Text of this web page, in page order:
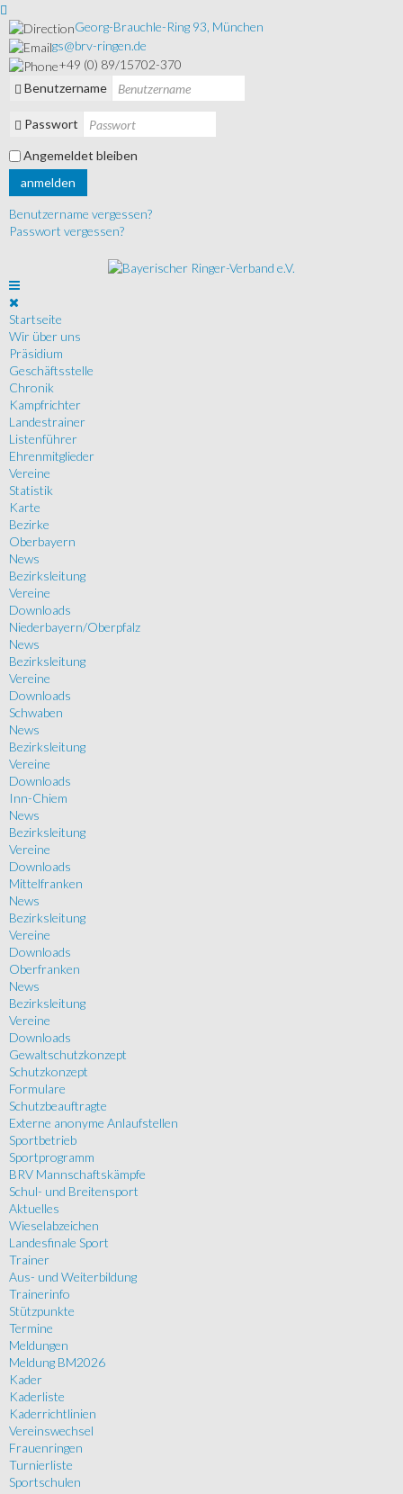
Georg-Brauchle-Ring 93, München
gs@brv-ringen.de
+49 (0) 89/15702-370
Benutzername
Passwort
Angemeldet bleiben
anmelden
Benutzername vergessen?
Passwort vergessen?
Startseite
Wir über uns
Präsidium
Geschäftsstelle
Chronik
Kampfrichter
Landestrainer
Listenführer
Ehrenmitglieder
Vereine
Statistik
Karte
Bezirke
Oberbayern
News
Bezirksleitung
Vereine
Downloads
Niederbayern/Oberpfalz
News
Bezirksleitung
Vereine
Downloads
Schwaben
News
Bezirksleitung
Vereine
Downloads
Inn-Chiem
News
Bezirksleitung
Vereine
Downloads
Mittelfranken
News
Bezirksleitung
Vereine
Downloads
Oberfranken
News
Bezirksleitung
Vereine
Downloads
Gewaltschutzkonzept
Schutzkonzept
Formulare
Schutzbeauftragte
Externe anonyme Anlaufstellen
Sportbetrieb
Sportprogramm
BRV Mannschaftskämpfe
Schul- und Breitensport
Aktuelles
Wieselabzeichen
Landesfinale Sport
Trainer
Aus- und Weiterbildung
Trainerinfo
Stützpunkte
Termine
Meldungen
Meldung BM2026
Kader
Kaderliste
Kaderrichtlinien
Vereinswechsel
Frauenringen
Turnierliste
Sportschulen